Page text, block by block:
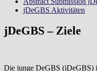
jDeGBS Aktivitäten
jDeGBS – Ziele
Die junge DeGBS (jDeGBS)